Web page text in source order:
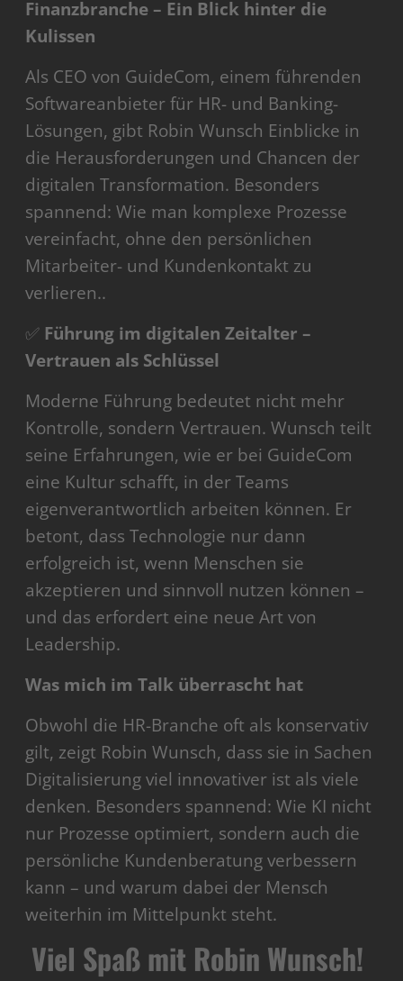
Finanzbranche – Ein Blick hinter die
Kulissen
Als CEO von GuideCom, einem führenden
Softwareanbieter für HR- und Banking-
Lösungen, gibt Robin Wunsch Einblicke in
die Herausforderungen und Chancen der
digitalen Transformation. Besonders
spannend: Wie man komplexe Prozesse
vereinfacht, ohne den persönlichen
Mitarbeiter- und Kundenkontakt zu
verlieren..
✅ Führung im digitalen Zeitalter –
Vertrauen als Schlüssel
Moderne Führung bedeutet nicht mehr
Kontrolle, sondern Vertrauen. Wunsch teilt
seine Erfahrungen, wie er bei GuideCom
eine Kultur schafft, in der Teams
eigenverantwortlich arbeiten können. Er
betont, dass Technologie nur dann
erfolgreich ist, wenn Menschen sie
akzeptieren und sinnvoll nutzen können –
und das erfordert eine neue Art von
Leadership.
Was mich im Talk überrascht hat
Obwohl die HR-Branche oft als konservativ
gilt, zeigt Robin Wunsch, dass sie in Sachen
Digitalisierung viel innovativer ist als viele
denken. Besonders spannend: Wie KI nicht
nur Prozesse optimiert, sondern auch die
persönliche Kundenberatung verbessern
kann – und warum dabei der Mensch
weiterhin im Mittelpunkt steht.
Viel Spaß mit Robin Wunsch!